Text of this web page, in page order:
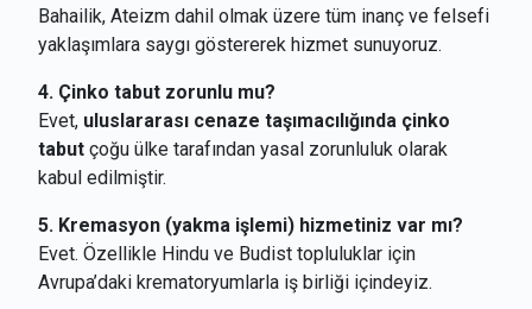
Bahailik, Ateizm dahil olmak üzere tüm inanç ve felsefi
yaklaşımlara saygı göstererek hizmet sunuyoruz.
4. Çinko tabut zorunlu mu?
Evet, uluslararası cenaze taşımacılığında çinko
tabut çoğu ülke tarafından yasal zorunluluk olarak
kabul edilmiştir.
5. Kremasyon (yakma işlemi) hizmetiniz var mı?
Evet. Özellikle Hindu ve Budist topluluklar için
Avrupa’daki krematoryumlarla iş birliği içindeyiz.